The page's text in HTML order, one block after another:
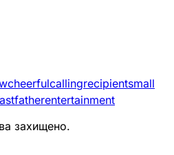
cheerfulcallingrecipientsmall
fatherentertainment
захищено.